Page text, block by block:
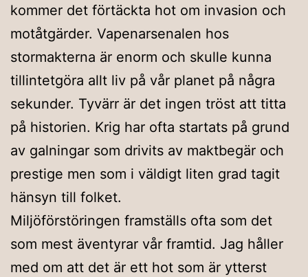
kommer det förtäckta hot om invasion och
motåtgärder. Vapenarsenalen hos
stormakterna är enorm och skulle kunna
tillintetgöra allt liv på vår planet på några
sekunder. Tyvärr är det ingen tröst att titta
på historien. Krig har ofta startats på grund
av galningar som drivits av maktbegär och
prestige men som i väldigt liten grad tagit
hänsyn till folket.
Miljöförstöringen framställs ofta som det
som mest äventyrar vår framtid. Jag håller
med om att det är ett hot som är ytterst